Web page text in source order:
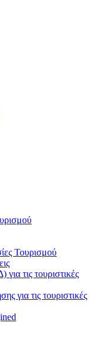
Τουρισμού
τις τουριστικές
για τις τουριστικές